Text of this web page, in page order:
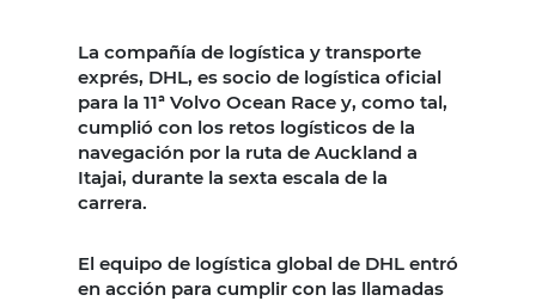
La compañía de logística y transporte
exprés, DHL, es socio de logística oficial
para la 11ª Volvo Ocean Race y, como tal,
cumplió con los retos logísticos de la
navegación por la ruta de Auckland a
Itajai, durante la sexta escala de la
carrera.
El equipo de logística global de DHL entró
en acción para cumplir con las llamadas